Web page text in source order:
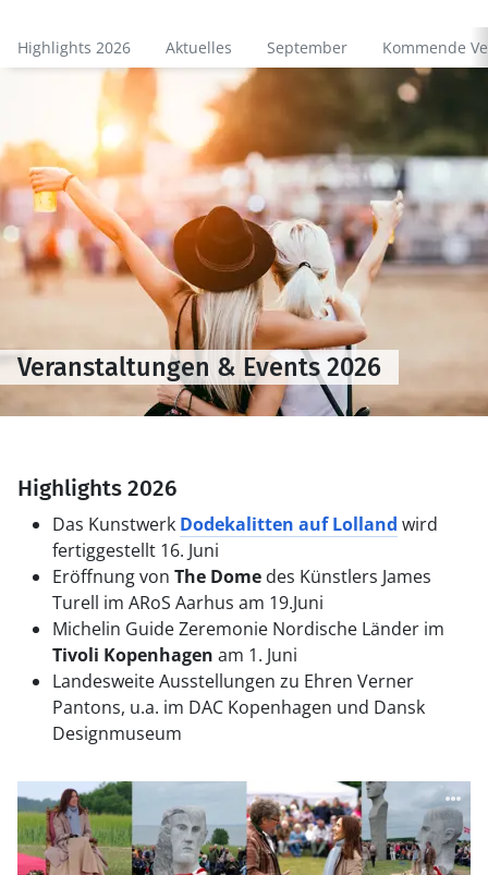
Highlights 2026 Aktuelles September Kommende
Veranstaltungen & Events 2026
Highlights 2026
Das Kunstwerk Dodekalitten auf Lolland wird
fertiggestellt 16. Juni
Eröffnung von The Dome des Künstlers James
Turell im ARoS Aarhus am 19.Juni
Michelin Guide Zeremonie Nordische Länder im
Tivoli Kopenhagen am 1. Juni
Landesweite Ausstellungen zu Ehren Verner
Pantons, u.a. im DAC Kopenhagen und Dansk
Designmuseum